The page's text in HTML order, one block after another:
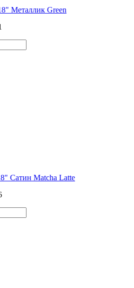
Металлик Green
Сатин Matcha Latte